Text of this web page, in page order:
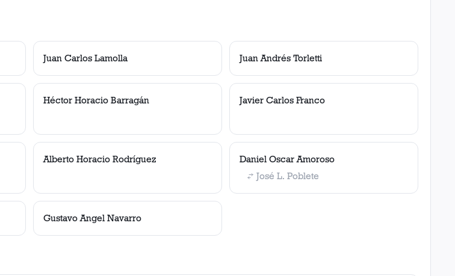
Juan Carlos Lamolla Juan Andrés Torletti
Héctor Horacio Barragán Javier Carlos Franco
Alberto Horacio Rodríguez
Daniel Oscar Amoroso
José L. Poblete
Gustavo Angel Navarro